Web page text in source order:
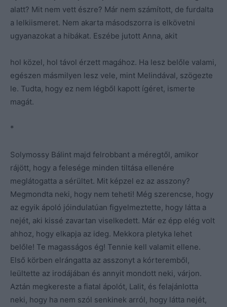
alatt? Mit nem vett észre? Már nem számított, de furdalta
a lelkiismeret. Nem akarta másodszorra is elkövetni
ugyanazokat a hibákat. Eszébe jutott Anna, akit
hol közel, hol távol érzett magához. Ha lesz belőle valami,
egészen másmilyen lesz vele, mint Melindával, szögezte
le. Tudta, hogy ez nem légből kapott ígéret, ismerte
magát.
*
Solymossy Bálint majd felrobbant a méregtől, amikor
rájött, hogy a felesége minden tiltása ellenére
meglátogatta a sérültet. Mit képzel ez az asszony?
Megmondta neki, hogy nem teheti! Még szerencse, hogy
az egyik ápoló jóindulatúan figyelmeztette, hogy látta a
nejét, aki kissé zavartan viselkedett. Már ez épp elég volt
ahhoz, hogy elkapja az ideg. Mekkora pletyka lehet
belőle! Te magasságos ég! Tennie kell valamit ellene.
Első körben elrángatta az asszonyt a kórteremből,
leültette az irodájában és annyit mondott neki, várjon.
Aztán megkereste a fiatal ápolót, Lalit, és felajánlotta
neki, hogy ha nem szól senkinek arról, hogy látta nejét,